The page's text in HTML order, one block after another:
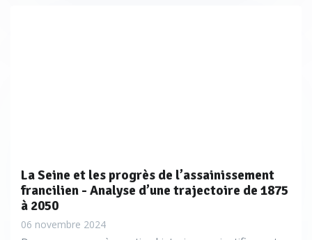
La Seine et les progrès de l’assainissement
francilien - Analyse d’une trajectoire de 1875
à 2050
06 novembre 2024